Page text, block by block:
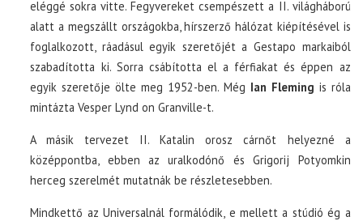
eléggé sokra vitte. Fegyvereket csempészett a II. világháború
alatt a megszállt országokba, hírszerző hálózat kiépítésével is
foglalkozott, ráadásul egyik szeretőjét a Gestapo markaiból
szabadította ki. Sorra csábította el a férfiakat és éppen az
egyik szeretője ölte meg 1952-ben. Még Ian Fleming is róla
mintázta Vesper Lynd on Granville-t.
A másik tervezet II. Katalin orosz cárnőt helyezné a
középpontba, ebben az uralkodónő és Grigorij Potyomkin
herceg szerelmét mutatnák be részletesebben.
Mindkettő az Universalnál formálódik, e mellett a stúdió ég a